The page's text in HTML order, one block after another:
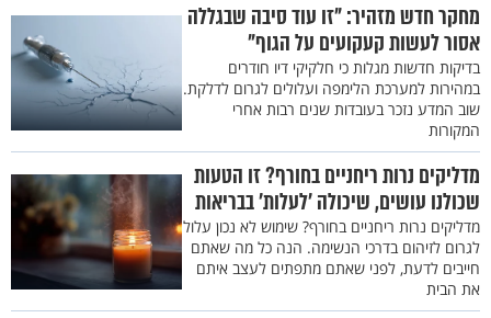
מחקר חדש מזהיר: "זו עוד סיבה שבגללה
אסור לעשות קעקועים על הגוף"
בדיקות חדשות מגלות כי חלקיקי דיו חודרים
במהירות למערכת הלימפה ועלולים לגרום לדלקת.
שוב המדע נזכר בעובדות שנים רבות אחרי
המקורות
מדליקים נרות ריחניים בחורף? זו הטעות
שכולנו עושים, שיכולה 'לעלות' בבריאות
מדליקים נרות ריחניים בחורף? שימוש לא נכון עלול
לגרום לזיהום בדרכי הנשימה. הנה כל מה שאתם
חייבים לדעת, לפני שאתם מתפתים לעצב איתם
את הבית